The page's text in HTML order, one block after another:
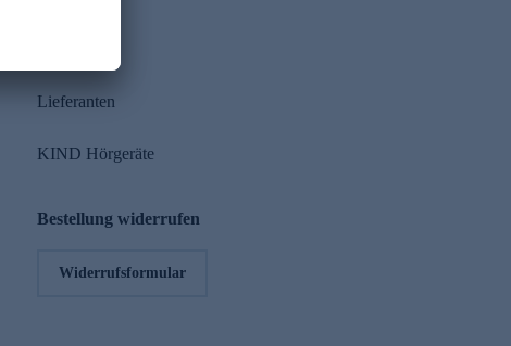
Lieferanten
KIND Hörgeräte
Bestellung widerrufen
Widerrufsformular